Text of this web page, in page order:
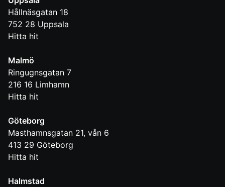
Hållnäsgatan 18
752 28 Uppsala
Hitta hit
Malmö
Ringugnsgatan 7
216 16 Limhamn
Hitta hit
Göteborg
Masthamnsgatan 21, vån 6
413 29 Göteborg
Hitta hit
Halmstad